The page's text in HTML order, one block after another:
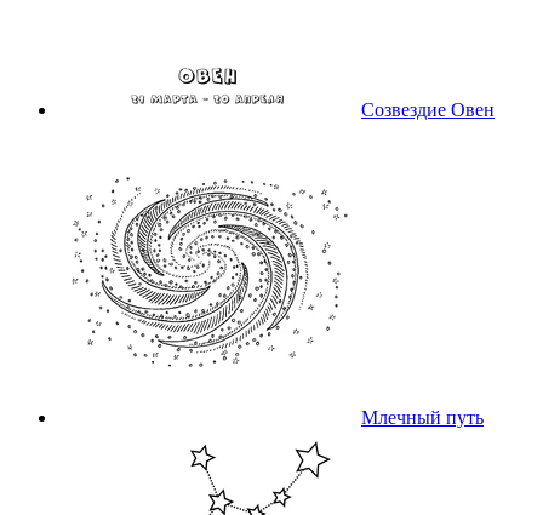
Созвездие Овен
Млечный путь